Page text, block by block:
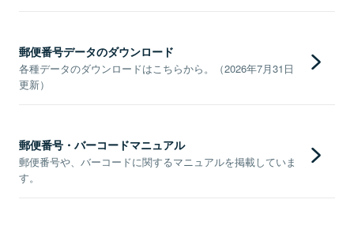
郵便番号データのダウンロード
各種データのダウンロードはこちらから。（2026年7月31日
更新）
郵便番号・バーコードマニュアル
郵便番号や、バーコードに関するマニュアルを掲載していま
す。